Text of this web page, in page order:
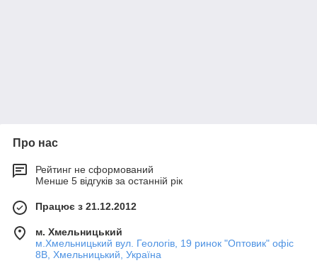
Про нас
Рейтинг не сформований
Менше 5 відгуків за останній рік
Працює з 21.12.2012
м. Хмельницький
м.Хмельницький вул. Геологів, 19 ринок "Оптовик" офіс
8В, Хмельницький, Україна